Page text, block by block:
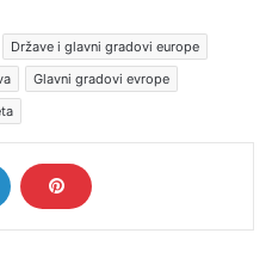
Države i glavni gradovi europe
Glavni gradovi evrope